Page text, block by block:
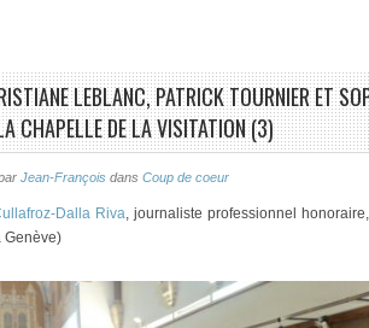
LEBLANC, PATRICK TOURNIER ET
CHAPELLE DE LA VISITATION (3)
Jean-François dans Coup de coeur
Dalla Riva, journaliste professionnel
Genève)